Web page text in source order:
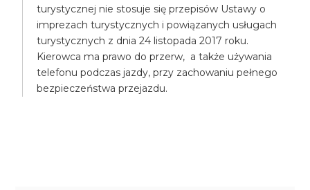
turystycznej nie stosuje się przepisów Ustawy o
imprezach turystycznych i powiązanych usługach
turystycznych z dnia 24 listopada 2017 roku.
Kierowca ma prawo do przerw, a także używania
telefonu podczas jazdy, przy zachowaniu pełnego
bezpieczeństwa przejazdu.